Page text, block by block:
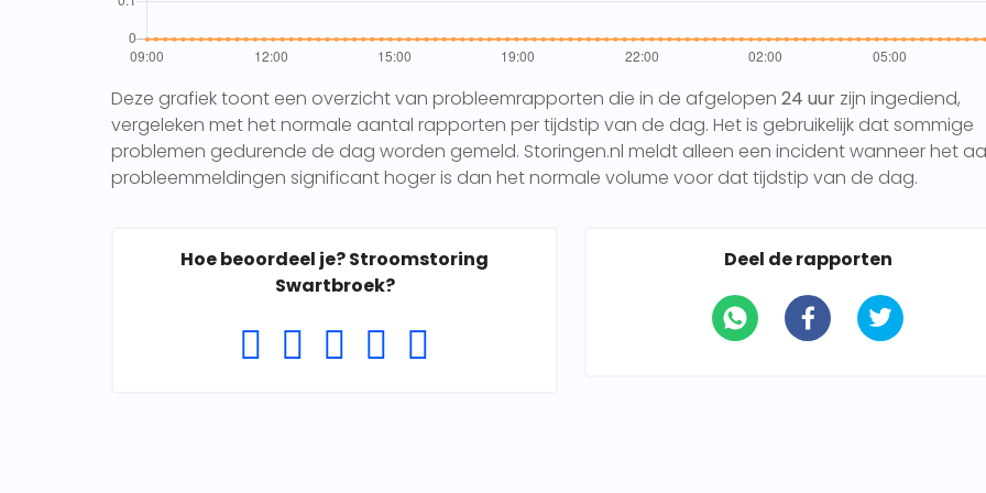
Deze grafiek toont een overzicht van probleemrapporten die in de afgelopen 24 uur zijn ingediend,
vergeleken met het normale aantal rapporten per tijdstip van de dag. Het is gebruikelijk dat sommige
problemen gedurende de dag worden gemeld. Storingen.nl meldt alleen een incident wanneer het
probleemmeldingen significant hoger is dan het normale volume voor dat tijdstip van de dag.
Hoe beoordeel je? Stroomstoring
Swartbroek?
Deel de rapporten